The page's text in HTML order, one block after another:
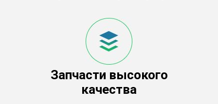
Запчасти высокого
качества